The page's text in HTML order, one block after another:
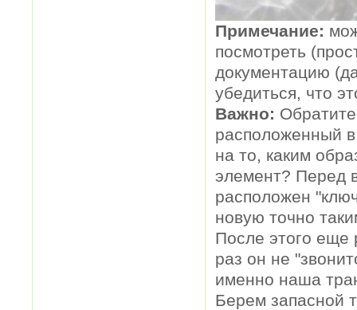
Примечание:
посмотреть
документацию
убедиться, что
Важно:
расположенный
на то, каким
элемент? Перед
расположен
новую точно
После этого еще
раз он не
именно наша
Берем запасной